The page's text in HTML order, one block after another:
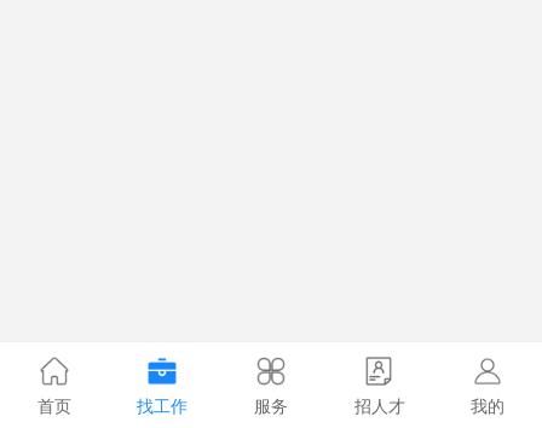
首页 找工作 服务 招人才 我的